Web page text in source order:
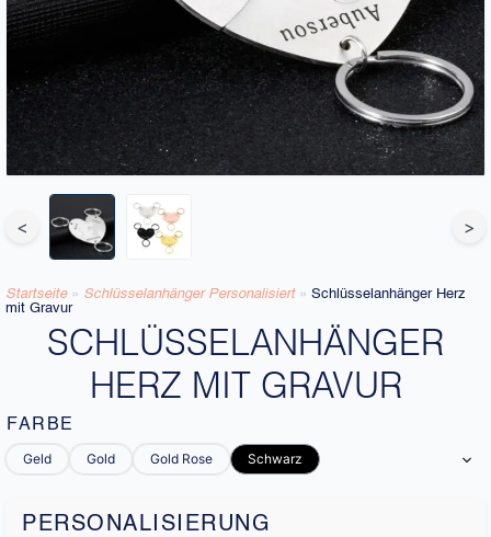
< >
Startseite » Schlüsselanhänger Personalisiert » Schlüsselanhänger Herz
mit Gravur
SCHLÜSSELANHÄNGER
HERZ MIT GRAVUR
FARBE
Geld Gold Gold Rose Schwarz
PERSONALISIERUNG